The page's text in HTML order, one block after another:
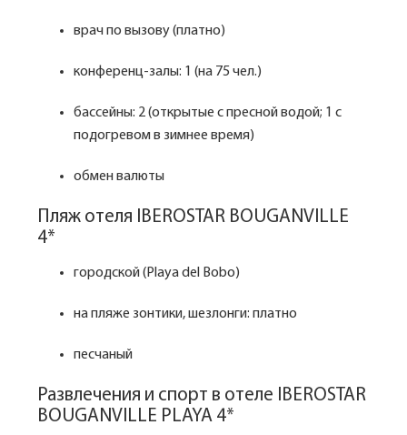
врач по вызову (платно)
конференц-залы: 1 (на 75 чел.)
бассейны: 2 (открытые с пресной водой; 1 с
подогревом в зимнее время)
обмен валюты
Пляж отеля IBEROSTAR BOUGANVILLE
4*
городской (Playa del Bobo)
на пляже зонтики, шезлонги: платно
песчаный
Развлечения и спорт в отеле IBEROSTAR
BOUGANVILLE PLAYA 4*